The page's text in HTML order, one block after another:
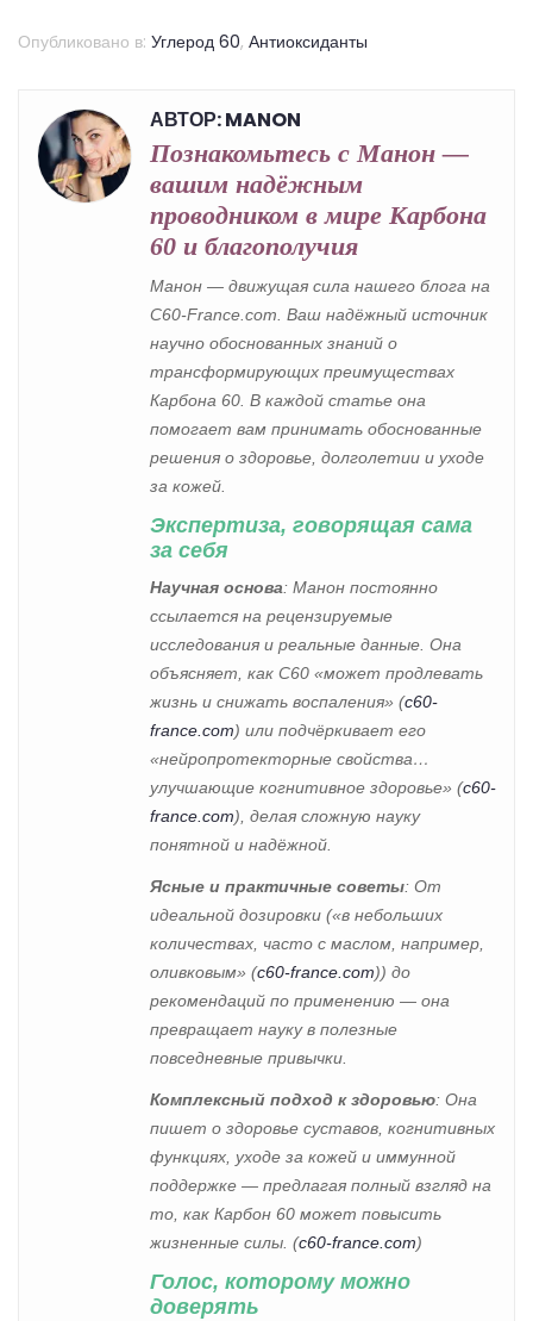
Опубликовано в: Углерод 60, Антиоксиданты
АВТОР: MANON
Познакомьтесь с Манон —
вашим надёжным
проводником в мире Карбона
60 и благополучия
Манон — движущая сила нашего блога на
C60-France.com. Ваш надёжный источник
научно обоснованных знаний о
трансформирующих преимуществах
Карбона 60. В каждой статье она
помогает вам принимать обоснованные
решения о здоровье, долголетии и уходе
за кожей.
Экспертиза, говорящая сама
за себя
Научная основа: Манон постоянно
ссылается на рецензируемые
исследования и реальные данные. Она
объясняет, как C60 «может продлевать
жизнь и снижать воспаления» (c60-
france.com) или подчёркивает его
«нейропротекторные свойства…
улучшающие когнитивное здоровье» (c60-
france.com), делая сложную науку
понятной и надёжной.
Ясные и практичные советы: От
идеальной дозировки («в небольших
количествах, часто с маслом, например,
оливковым» (c60-france.com)) до
рекомендаций по применению — она
превращает науку в полезные
повседневные привычки.
Комплексный подход к здоровью: Она
пишет о здоровье суставов, когнитивных
функциях, уходе за кожей и иммунной
поддержке — предлагая полный взгляд на
то, как Карбон 60 может повысить
жизненные силы. (c60-france.com)
Голос, которому можно
доверять